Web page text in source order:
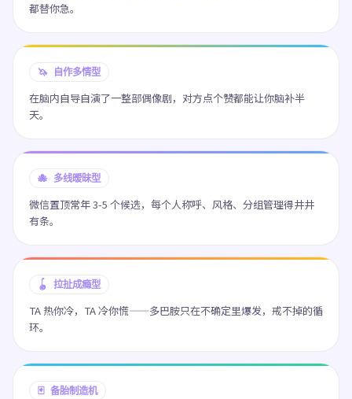
都替你急。
🦄 自作多情型
在脑内自导自演了一整部偶像剧，对方点个赞都能让你脑补半
天。
🐙 多线暧昧型
微信置顶常年 3-5 个候选，每个人称呼、风格、分组管理得井井
有条。
🪀 拉扯成瘾型
TA 热你冷，TA 冷你慌——多巴胺只在不确定里爆发，戒不掉的循
环。
🃏 备胎制造机